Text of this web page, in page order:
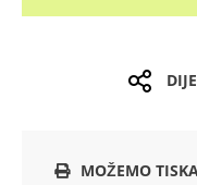
MOŽEMO